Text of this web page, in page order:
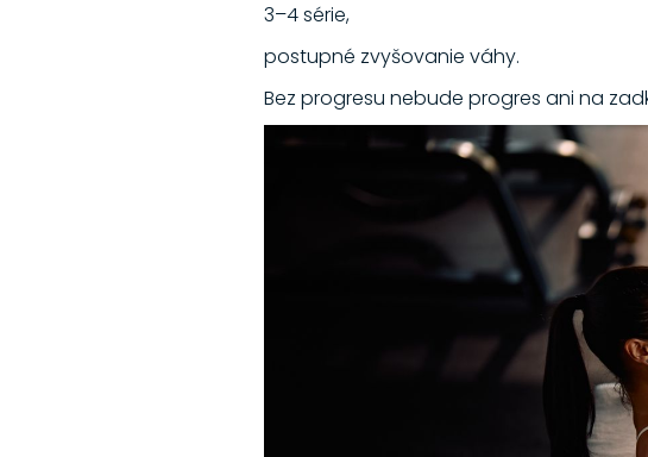
3–4 série,
postupné zvyšovanie váhy.
Bez progresu nebude progres ani na